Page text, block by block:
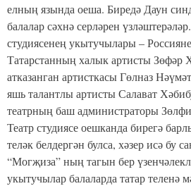
елның язында оеша. Биредә Даун
балалар сәхнә серләрен
студиясенең укытучылары –
Татарстанның халык артисты Зөфәр
атказанган артисткасы Гөлназ
яшь талантлы артисты Салават
театрның баш администраторы
Театр студиясе оешканда бирегә
теләк белдергән булса, хәзер исә бу
“Могҗиза” ның тагын бер
укытучылар балаларда татар теленә